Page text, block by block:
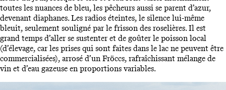
toutes les nuances de bleu, les pêcheurs aussi se parent d’azur,
devenant diaphanes. Les radios éteintes, le silence lui-même
bleuit, seulement souligné par le frisson des roselières. Il est
grand temps d’aller se sustenter et de goûter le poisson local
(d’élevage, car les prises qui sont faites dans le lac ne peuvent être
commercialisées), arrosé d’un Fröccs, rafraîchissant mélange de
vin et d’eau gazeuse en proportions variables.